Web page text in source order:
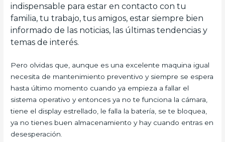
indispensable para estar en contacto con tu
familia, tu trabajo, tus amigos, estar siempre bien
informado de las noticias, las últimas tendencias y
temas de interés.
Pero olvidas que, aunque es una excelente maquina igual
necesita de mantenimiento preventivo y siempre se espera
hasta último momento cuando ya empieza a fallar el
sistema operativo y entonces ya no te funciona la cámara,
tiene el display estrellado, le falla la batería, se te bloquea,
ya no tienes buen almacenamiento y hay cuando entras en
desesperación.